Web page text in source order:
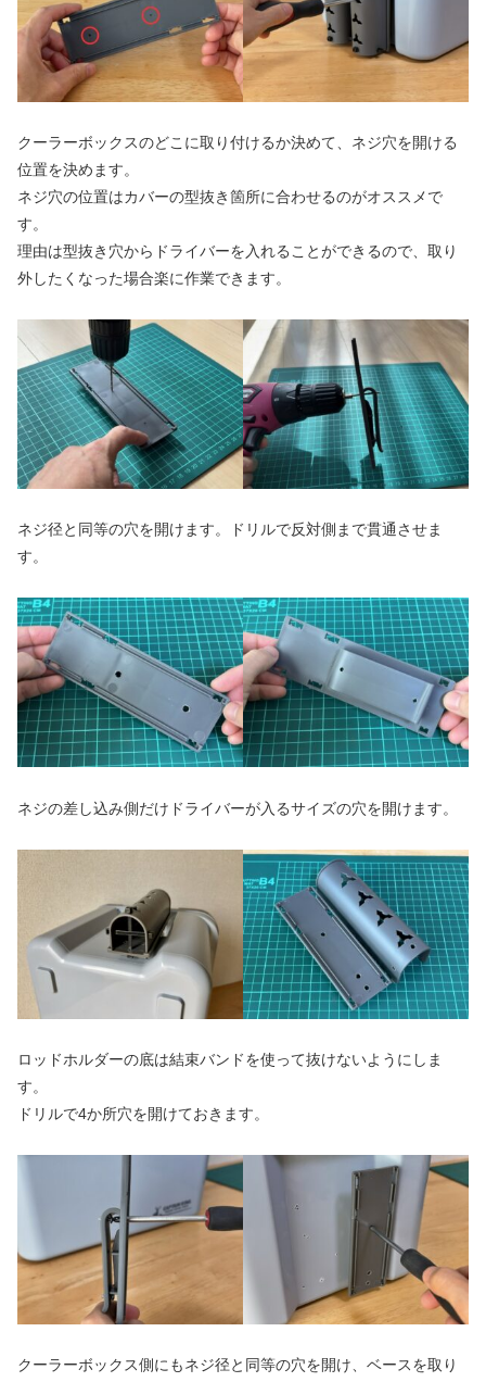
クーラーボックスのどこに取り付けるか決めて、ネジ穴を開ける
位置を決めます。
ネジ穴の位置はカバーの型抜き箇所に合わせるのがオススメで
す。
理由は型抜き穴からドライバーを入れることができるので、取り
外したくなった場合楽に作業できます。
ネジ径と同等の穴を開けます。ドリルで反対側まで貫通させま
す。
ネジの差し込み側だけドライバーが入るサイズの穴を開けます。
ロッドホルダーの底は結束バンドを使って抜けないようにしま
す。
ドリルで4か所穴を開けておきます。
クーラーボックス側にもネジ径と同等の穴を開け、ベースを取り